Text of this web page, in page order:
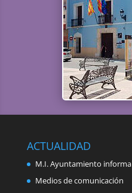
ACTUALIDAD
M.I. Ayuntamiento informa
Medios de comunicación